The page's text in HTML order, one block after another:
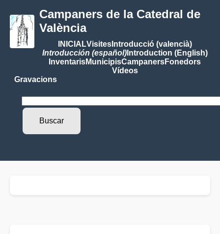
Campaners de la Catedral de
València
INICIALVisitesIntroducció (valencià)
Introducción (español)Introduction (English)
InventarisMunicipisCampanersFonedors
Vídeos
Gravacions